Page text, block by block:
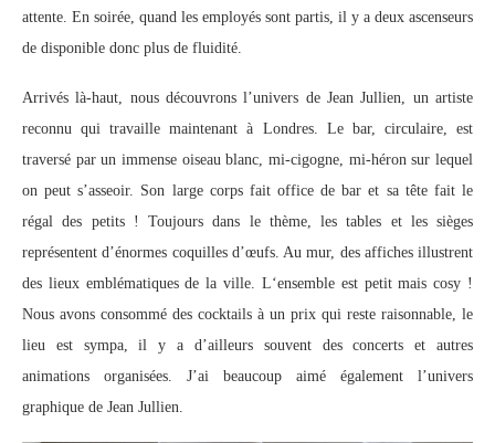
attente. En soirée, quand les employés sont partis, il y a deux ascenseurs
de disponible donc plus de fluidité.
Arrivés là-haut, nous découvrons l’univers de Jean Jullien, un artiste
reconnu qui travaille maintenant à Londres. Le bar, circulaire, est
traversé par un immense oiseau blanc, mi-cigogne, mi-héron sur lequel
on peut s’asseoir. Son large corps fait office de bar et sa tête fait le
régal des petits ! Toujours dans le thème, les tables et les sièges
représentent d’énormes coquilles d’œufs. Au mur, des affiches illustrent
des lieux emblématiques de la ville. L‘ensemble est petit mais cosy !
Nous avons consommé des cocktails à un prix qui reste raisonnable, le
lieu est sympa, il y a d’ailleurs souvent des concerts et autres
animations organisées. J’ai beaucoup aimé également l’univers
graphique de Jean Jullien.